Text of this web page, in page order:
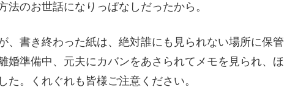
のお世話になりっぱなしだったから。
、書き終わった紙は、絶対誰にも見られない場所に保管
婚準備中、元夫にカバンをあさられてメモを見られ、ほ
。くれぐれも皆様ご注意ください。